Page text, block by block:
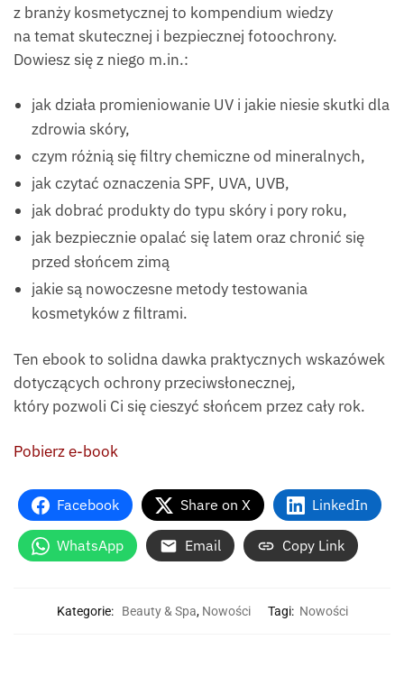
z branży kosmetycznej to kompendium wiedzy
na temat skutecznej i bezpiecznej fotoochrony.
Dowiesz się z niego m.in.:
jak działa promieniowanie UV i jakie niesie skutki dla
zdrowia skóry,
czym różnią się filtry chemiczne od mineralnych,
jak czytać oznaczenia SPF, UVA, UVB,
jak dobrać produkty do typu skóry i pory roku,
jak bezpiecznie opalać się latem oraz chronić się
przed słońcem zimą
jakie są nowoczesne metody testowania
kosmetyków z filtrami.
Ten ebook to solidna dawka praktycznych wskazówek
dotyczących ochrony przeciwsłonecznej,
który pozwoli Ci się cieszyć słońcem przez cały rok.
Pobierz e-book
Facebook Share on X LinkedIn
WhatsApp Email Copy Link
Kategorie: Beauty & Spa, Nowości Tagi: Nowości